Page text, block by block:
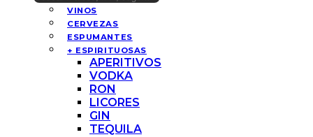
VINOS
CERVEZAS
ESPUMANTES
+ ESPIRITUOSAS
APERITIVOS
VODKA
RON
LICORES
GIN
TEQUILA